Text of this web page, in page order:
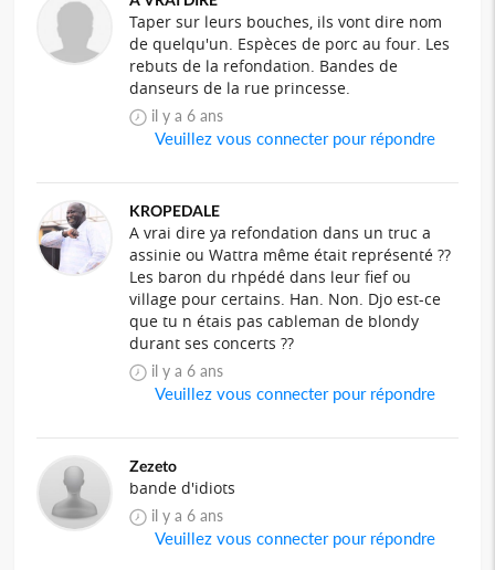
Taper sur leurs bouches, ils vont dire nom
de quelqu'un. Espèces de porc au four. Les
rebuts de la refondation. Bandes de
danseurs de la rue princesse.
il y a 6 ans
Veuillez vous connecter pour répondre
KROPEDALE
A vrai dire ya refondation dans un truc a
assinie ou Wattra même était représenté ??
Les baron du rhpédé dans leur fief ou
village pour certains. Han. Non. Djo est-ce
que tu n étais pas cableman de blondy
durant ses concerts ??
il y a 6 ans
Veuillez vous connecter pour répondre
Zezeto
bande d'idiots
il y a 6 ans
Veuillez vous connecter pour répondre